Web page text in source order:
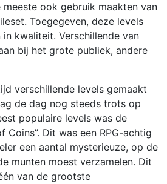
ook gebruik maakten van
Toegegeven, deze levels
kwaliteit. Verschillende van
bij het grote publiek, andere
verschillende levels gemaakt
de dag nog steeds trots op
populaire levels was de
Coins”. Dit was een RPG-achtig
een aantal mysterieuze, op de
munten moest verzamelen. Dit
van de grootste